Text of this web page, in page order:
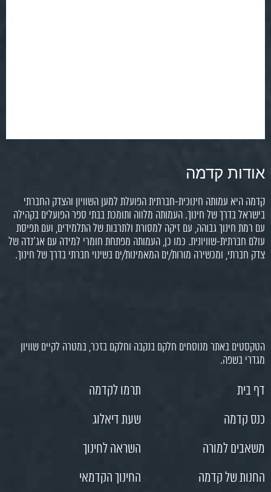
אודות קדמה
קדמה היא עמותה חינוכית-חברתית הפועלת למען השוויון והצדק החברתי
בישראל בדרך של חינוך. העמותה מלווה ותומכת בבתי ספר הפועלים בקהילה
עם רמת חינוך גבוהה, עם זיקה למסורת ולתרבות של התלמידים, ועם תפיסת
עולם חברתית-שוויונית. כמו כן, העמותה מפתחת חומרי למידה עם אג'נדה של
צדק חברתי, ומכשירה מורות/ים המאמינות/ים בשינוי חברתי בדרך של חינוך.
הטקסטים באתר מנוסחים חלקם בנקבה וחלקם בזכר, במטרה לקיים שוויון
מגדרי בשפה.
דף בית
תרמו לקדמה
כנס קדמה
שעת דיאלוג
משאבים למורה
השראה לחינוך
החנות של קדמה
החינוך הקדמאי